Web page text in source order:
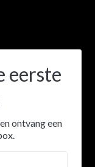
eerste
ontvang een